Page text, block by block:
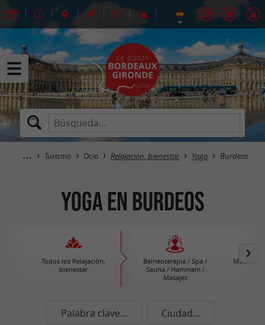
Turismo Ocio Relajación, bienestar Yoga Burdeos
Yoga en Burdeos
Todos los Relajación,
bienestar
Balneoterapia / Spa /
Sauna / Hammam /
Masajes
Palabra clave... Ciudad...